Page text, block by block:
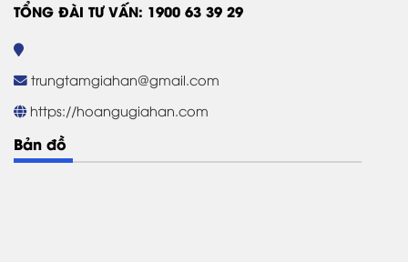
TỔNG ĐÀI TƯ VẤN: 1900 63 39 29
trungtamgiahan@gmail.com
https://hoangugiahan.com
Bản đồ